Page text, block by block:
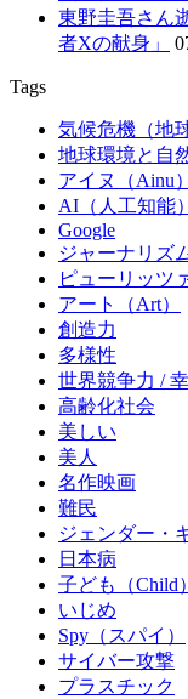
東野圭吾さん
者Xの献身」
Tags
気候危機（地
地球環境と自
アイヌ（Ainu）
AI（人工知能）
Google
ジャーナリズ
ピューリッツ
アート（Art）
創造力
多様性
世界競争力 /
高齢化社会
美しい
美人
名作映画
難民
ジェンダー・
日本病
子ども（Child）
いじめ
Spy（スパイ）
サイバー攻撃
プラスチック